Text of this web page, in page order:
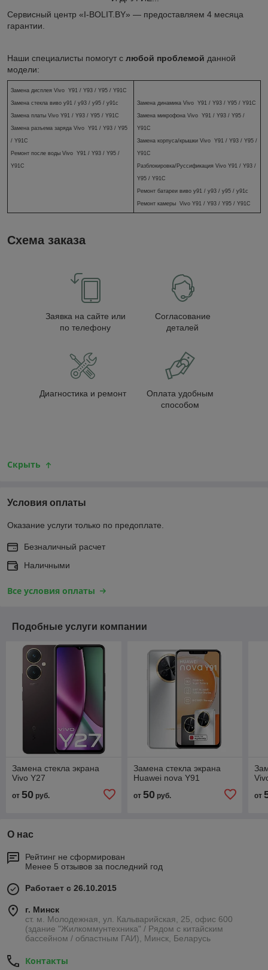
Сервисный центр «I-BOLIT.BY» — предоставляем 4 месяца
гарантии.
Наши специалисты помогут с любой проблемой данной
модели:
Замена дисплея Vivo Y91 / Y93 / Y95 / Y91C
Замена стекла виво y91 / у93 / у95 / у91с
Замена платы Vivo Y91 / Y93 / Y95 / Y91C
Замена разъема заряда Vivo Y91 / Y93 / Y95
/ Y91C
Ремонт после воды Vivo Y91 / Y93 / Y95 /
Y91C
Замена динамика Vivo Y91 / Y93 / Y95 / Y91C
Замена микрофона Vivo Y91 / Y93 / Y95 /
Y91C
Замена корпуса/крышки Vivo Y91 / Y93 / Y95 /
Y91C
Разблокировка/Руссификация Vivo Y91 / Y93 /
Y95 / Y91C
Ремонт батареи виво y91 / у93 / у95 / у91с
Ремонт камеры Vivo Y91 / Y93 / Y95 / Y91C
Схема заказа
Заявка на сайте или
по телефону
Согласование
деталей
Диагностика и ремонт
Оплата удобным
способом
Скрыть
Условия оплаты
Оказание услуги только по предоплате.
Безналичный расчет
Наличными
Все условия оплаты
Подобные услуги компании
Замена стекла экрана
Vivo Y27
от 50 руб.
Замена стекла экрана
Huawei nova Y91
от 50руб. от
О нас
Рейтинг не сформирован
Менее 5 отзывов за последний год
Работает с 26.10.2015
г. Минск
ст. м. Молодежная, ул. Кальварийская, 25, офис 600
(здание "Жилкоммунтехника" / Рядом с китайским
бассейном / областным ГАИ), Минск, Беларусь
Контакты